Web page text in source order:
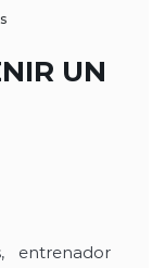
UN
entrenador